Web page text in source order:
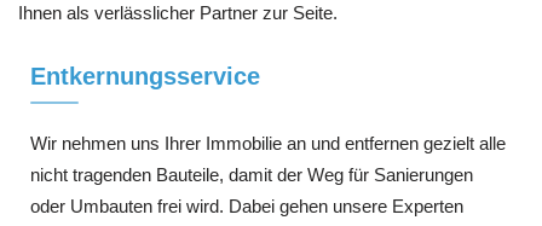
Ihnen als verlässlicher Partner zur Seite.
Entkernungsservice
Wir nehmen uns Ihrer Immobilie an und entfernen gezielt alle
nicht tragenden Bauteile, damit der Weg für Sanierungen
oder Umbauten frei wird. Dabei gehen unsere Experten